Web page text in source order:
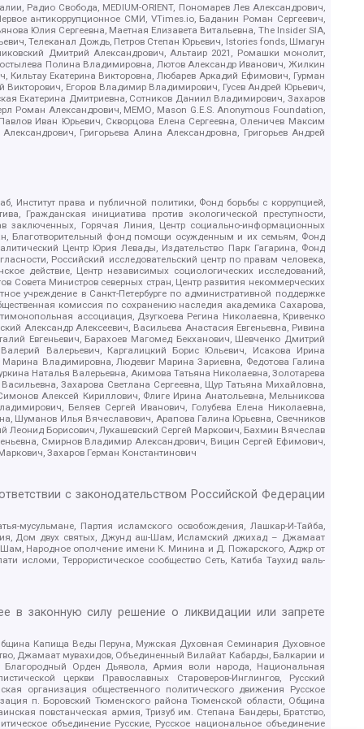
Радио Свобода, MEDIUM-ORIENT, Пономарев Лев Александрович,
антикоррупционное СМИ, VTimes.io, Баданин Роман Сергеевич,
Юлия Сергеевна, Маетная Елизавета Витальевна, The Insider SIA,
Телеканал Дождь, Петров Степан Юрьевич, Istories fonds, Шмагун
Дмитрий Александрович, Альтаир 2021, Ромашки монолит,
Полина Владимировна, Лютов Александр Иванович, Жилкин
Екатерина Викторовна, Любарев Аркадий Ефимович, Гурман
Егоров Владимир Владимирович, Гусев Андрей Юрьевич,
Екатерина Дмитриевна, Сотников Даниил Владимирович, Захаров
Роман Александрович, МЕМО, Mason G.E.S. Anonymous Foundation,
Иван Юрьевич, Скворцова Елена Сергеевна, Оленичев Максим
Григорьева Алина Александровна, Григорьев Андрей
Институт права и публичной политики, Фонд борьбы с коррупцией,
Гражданская инициатива против экологической преступности,
заключенных, Горячая Линия, Центр социально-информационных
Благотворительный фонд помощи осужденным и их семьям, Фонд
Центр Юрия Левады, Издательство Парк Гагарина, Фонд
Российский исследовательский центр по правам человека,
действие, Центр независимых социологических исследований,
Министров северных стран, Центр развития некоммерческих
учреждение в Санкт-Петербурге по административной поддержке
комиссия по сохранению наследия академика Сахарова,
ассоциация, Дзугкоева Регина Николаевна, Кривенко
Александр Алексеевич, Васильева Анастасия Евгеньевна, Ривина
Евгеньевич, Барахоев Магомед Бекханович, Шевченко Дмитрий
Валерьевич, Каргалицкий Борис Юльевич, Исакова Ирина
Владимировна, Людевиг Марина Зариевна, Федотова Галина
Наталья Валерьевна, Акимова Татьяна Николаевна, Золотарева
Захарова Светлана Сергеевна, Щур Татьяна Михайловна,
Алексей Кириллович, Флиге Ирина Анатольевна, Мельникова
Беляев Сергей Иванович, Голубева Елена Николаевна,
Шуманов Илья Вячеславович, Арапова Галина Юрьевна, Свечников
Борисович, Лукашевский Сергей Маркович, Бахмин Вячеслав
Смирнов Владимир Александрович, Вицин Сергей Ефимович,
Захаров Герман Константинович
с законодательством Российской Федерации
мусульмане, Партия исламского освобождения, Лашкар-И-Тайба,
Дом двух святых, Джунд аш-Шам, Исламский джихад – Джамаат
Шам, Народное ополчение имени К. Минина и Д. Пожарского, Аджр от
Террористическое сообщество Сеть, Катиба Таухид валь-
в законную силу решение о ликвидации или запрете
Капища Веды Перуна, Мужская Духовная Семинария Духовное
Джамаат мувахидов, Объединенный Вилайат Кабарды, Балкарии и
Благородный Орден Дьявола, Армия воли народа, Национальная
церкви Православных Староверов-Инглингов, Русский
организация общественного политического движения Русское
п. Боровский Тюменского района Тюменской области, Община
повстанческая армия, Тризуб им. Степана Бандеры, Братство,
объединение Русские, Русское национальное объединение